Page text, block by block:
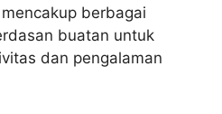
berbagai
buatan untuk
dan pengalaman